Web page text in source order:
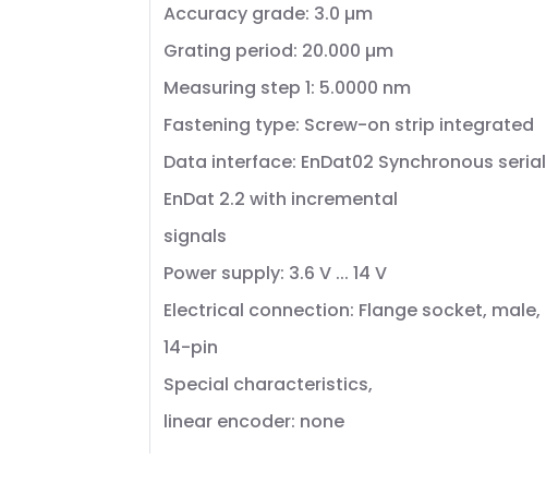
Accuracy grade: 3.0 µm
Grating period: 20.000 µm
Measuring step 1: 5.0000 nm
Fastening type: Screw-on strip integrated
Data interface: EnDat02 Synchronous serial
EnDat 2.2 with incremental
signals
Power supply: 3.6 V ... 14 V
Electrical connection: Flange socket, male,
14-pin
Special characteristics,
linear encoder: none